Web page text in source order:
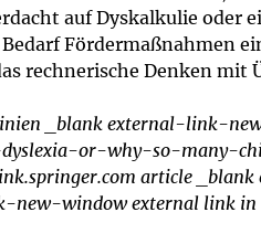
auf Dyskalkulie
Fördermaßnahmen
rechnerische Denken mit
_blank external-link-
dyslexia-or-why-so-
article
window external link in